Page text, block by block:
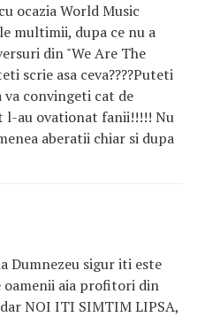
ocazia World Music
multimii, dupa ce nu a
din "We Are The
scrie asa ceva????Puteti
va convingeti cat de
l-au ovationat fanii!!!!! Nu
aberatii chiar si dupa
Dumnezeu sigur iti este
oamenii aia profitori din
NOI ITI SIMTIM LIPSA,